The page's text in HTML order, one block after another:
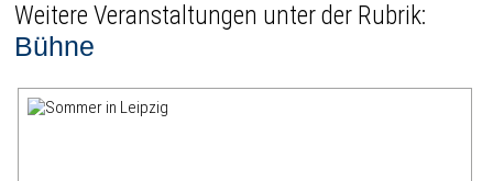
Weitere Veranstaltungen unter der Rubrik:
Bühne